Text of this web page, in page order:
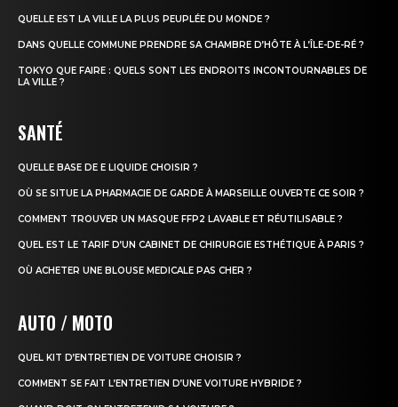
QUELLE EST LA VILLE LA PLUS PEUPLÉE DU MONDE ?
DANS QUELLE COMMUNE PRENDRE SA CHAMBRE D’HÔTE À L’ÎLE-DE-RÉ ?
TOKYO QUE FAIRE : QUELS SONT LES ENDROITS INCONTOURNABLES DE
LA VILLE ?
SANTÉ
QUELLE BASE DE E LIQUIDE CHOISIR ?
OÙ SE SITUE LA PHARMACIE DE GARDE À MARSEILLE OUVERTE CE SOIR ?
COMMENT TROUVER UN MASQUE FFP2 LAVABLE ET RÉUTILISABLE ?
QUEL EST LE TARIF D’UN CABINET DE CHIRURGIE ESTHÉTIQUE À PARIS ?
OÙ ACHETER UNE BLOUSE MEDICALE PAS CHER ?
AUTO / MOTO
QUEL KIT D’ENTRETIEN DE VOITURE CHOISIR ?
COMMENT SE FAIT L’ENTRETIEN D’UNE VOITURE HYBRIDE ?